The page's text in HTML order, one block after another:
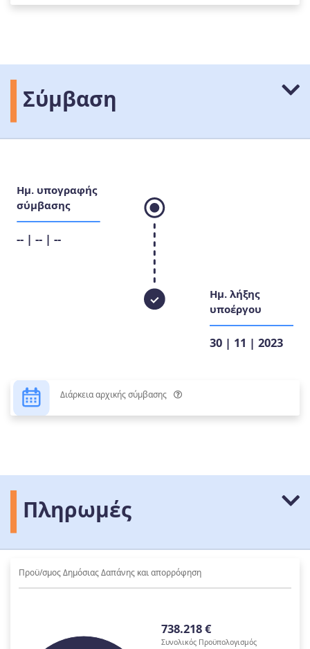
Σύμβαση
Ημ. υπογραφής
σύμβασης
-- | -- | --
Ημ. λήξης
υποέργου
30 | 11 | 2023
Διάρκεια αρχικής σύμβασης
Πληρωμές
Προϋ/σμος Δημόσιας Δαπάνης και απορρόφηση
738.218 €
Συνολικός Προϋπολογισμός